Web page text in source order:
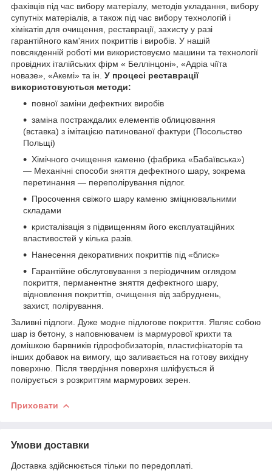
фахівців під час вибору матеріалу, методів укладання, вибору
супутніх матеріалів, а також під час вибору технологій і
хімікатів для очищення, реставрації, захисту у разі
гарантійного кам'яних покриттів і виробів. У нашій
повсякденній роботі ми використовуємо машини та технології
провідних італійських фірм « Беллінцоні», «Адріа чіїта
новазе», «Акемі» та ін. У процесі реставрації
використовуються методи:
повної заміни дефектних виробів
заміна постраждалих елементів облицювання
(вставка) з імітацією патинованої фактури (Посольство
Польщі)
Хімічного очищення каменю (фабрика «Бабаївська»)
— Механічні способи зняття дефектного шару, зокрема
перетинання — переполірування підлог.
Просочення свіжого шару каменю зміцнювальними
складами
кристалізація з підвищенням його експлуатаційних
властивостей у кілька разів.
Нанесення декоративних покриттів під «блиск»
Гарантійне обслуговування з періодичним оглядом
покриття, перманентне зняття дефектного шару,
відновлення покриттів, очищення від забруднень,
захист, полірування.
Заливні підлоги. Дуже модне підлогове покриття. Являє собою
шар із бетону, з наповнювачем із мармурової крихти та
домішкою барвників гідрофобизаторів, пластифікаторів та
інших добавок на вимогу, що заливається на готову вихідну
поверхню. Після твердіння поверхня шліфується й
полірується з розкриттям мармурових зерен.
Приховати
Умови доставки
Доставка здійснюється тільки по передоплаті.